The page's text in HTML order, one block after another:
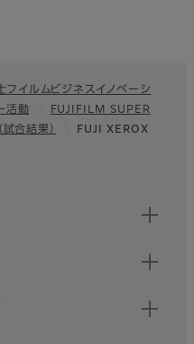
フイルムビジネスイノベーシ
活動
FUJIFILM SUPER
合結果）
FUJI XEROX